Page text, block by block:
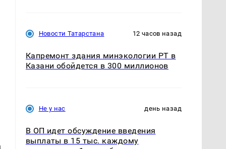
Новости Татарстана 12 часов назад
Капремонт здания минэкологии РТ в
Казани обойдется в 300 миллионов
Не у нас день назад
В ОП идет обсуждение введения
выплаты в 15 тыс. каждому